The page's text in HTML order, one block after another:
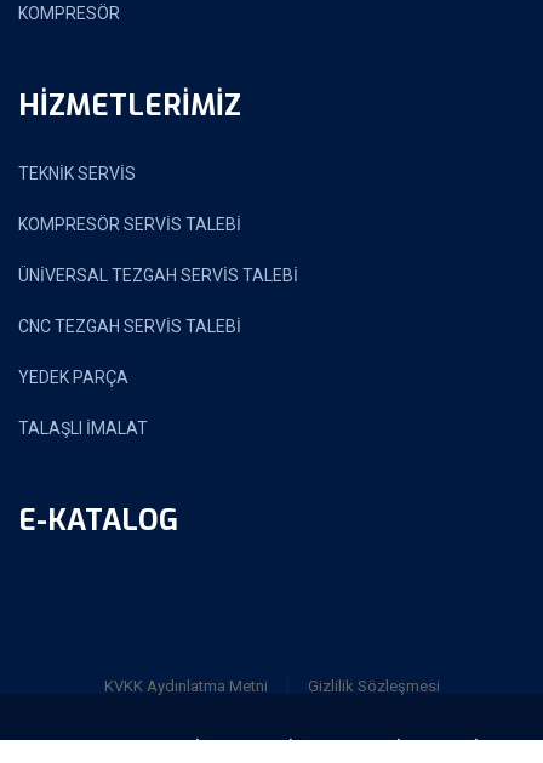
KOMPRESÖR
HİZMETLERİMİZ
TEKNİK SERVİS
KOMPRESÖR SERVİS TALEBİ
ÜNİVERSAL TEZGAH SERVİS TALEBİ
CNC TEZGAH SERVİS TALEBİ
YEDEK PARÇA
TALAŞLI İMALAT
E-KATALOG
KVKK Aydınlatma Metni | Gizlilik Sözleşmesi